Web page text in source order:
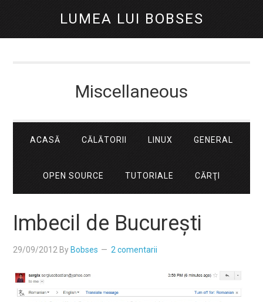
LUMEA LUI BOBSES
Miscellaneous
ACASĂ CĂLĂTORII LINUX GENERAL
OPEN SOURCE TUTORIALE CĂRŢI
Imbecil de București
29/09/2012 By Bobses 2 comentarii